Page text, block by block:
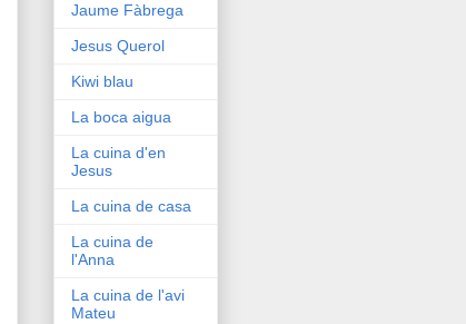
Jaume Fàbrega
Jesus Querol
Kiwi blau
La boca aigua
La cuina d'en
Jesus
La cuina de casa
La cuina de
l'Anna
La cuina de l'avi
Mateu